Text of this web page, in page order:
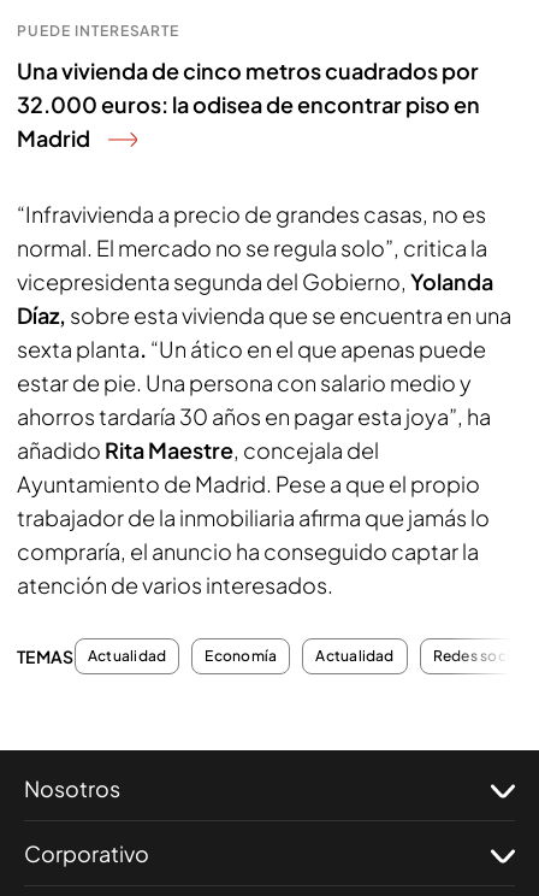
PUEDE INTERESARTE
Una vivienda de cinco metros cuadrados por
32.000 euros: la odisea de encontrar piso en
Madrid
“Infravivienda a precio de grandes casas, no es
normal. El mercado no se regula solo”, critica la
vicepresidenta segunda del Gobierno, Yolanda
Díaz, sobre esta vivienda que se encuentra en una
sexta planta. “Un ático en el que apenas puede
estar de pie. Una persona con salario medio y
ahorros tardaría 30 años en pagar esta joya”, ha
añadido Rita Maestre, concejala del
Ayuntamiento de Madrid. Pese a que el propio
trabajador de la inmobiliaria afirma que jamás lo
compraría, el anuncio ha conseguido captar la
atención de varios interesados.
TEMAS Actualidad Economía Actualidad Redes sociales
Nosotros
Corporativo